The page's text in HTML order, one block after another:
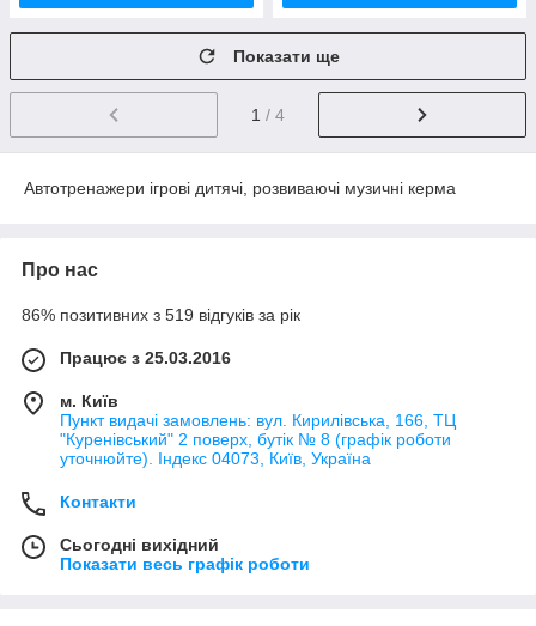
Показати ще
1 / 4
Автотренажери ігрові дитячі, розвиваючі музичні керма
Про нас
86% позитивних з 519 відгуків за рік
Працює з 25.03.2016
м. Київ
Пункт видачі замовлень: вул. Кирилівська, 166, ТЦ
"Куренівський" 2 поверх, бутік № 8 (графік роботи
уточнюйте). Індекс 04073, Київ, Україна
Контакти
Сьогодні вихідний
Показати весь графік роботи